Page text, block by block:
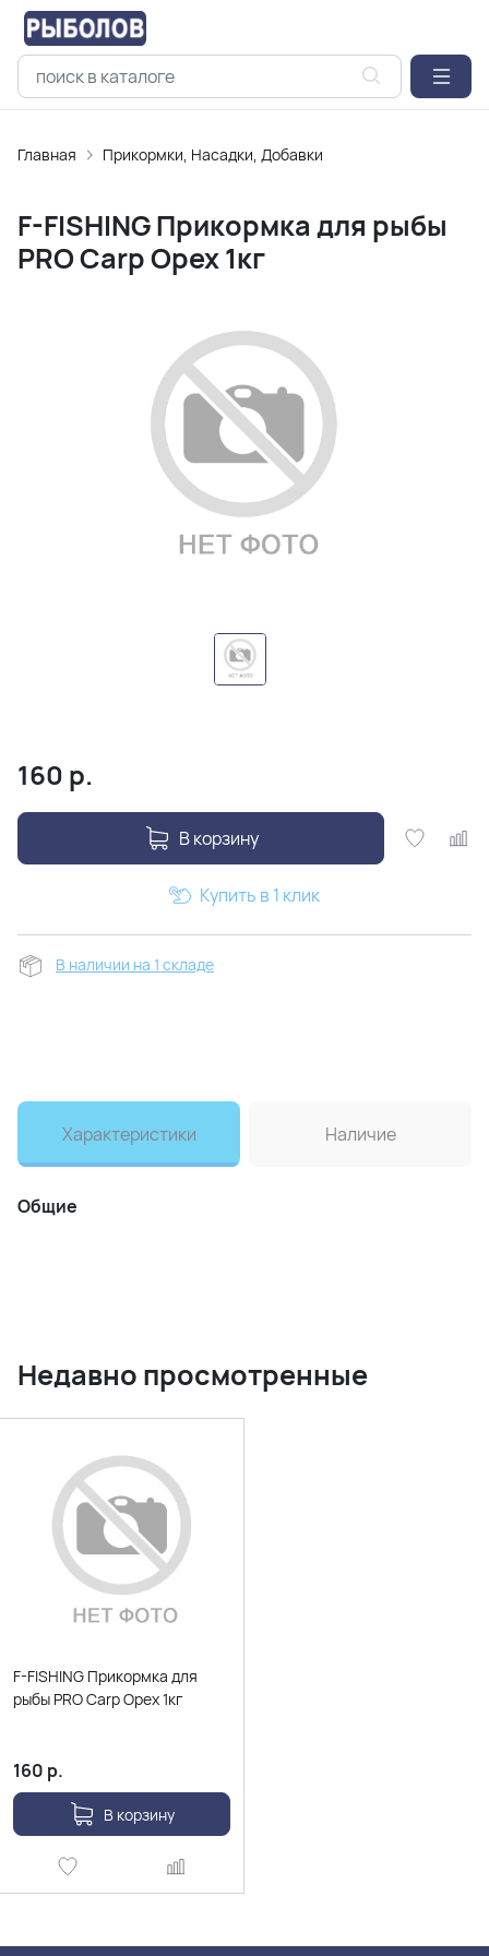
Главная Прикормки, Насадки, Добавки
F-FISHING Прикормка для рыбы
PRO Carp Орех 1кг
160 р.
В корзину
Купить в 1 клик
В наличии на 1 складе
Характеристики Наличие
Общие
Недавно просмотренные
F-FISHING Прикормка для
рыбы PRO Carp Орех 1кг
160 р.
В корзину